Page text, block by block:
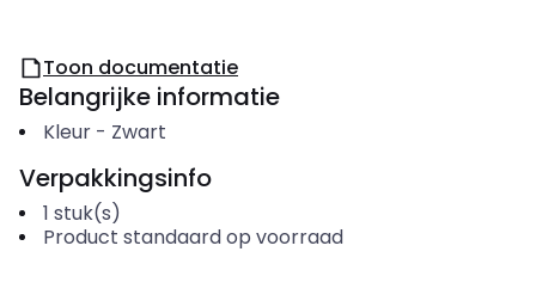
Toon documentatie
Belangrijke informatie
Kleur- Zwart
Verpakkingsinfo
1 stuk(s)
Product standaard op voorraad